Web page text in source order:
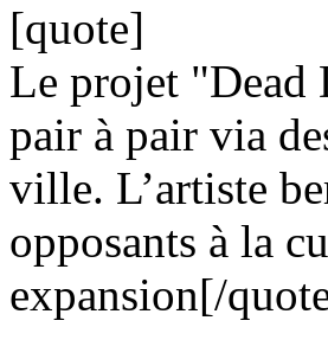
[quote]
Le projet "Dead
pair à pair via
ville. L’artiste
opposants à la
expansion[/